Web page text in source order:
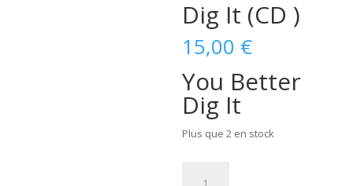
Dig It (CD )
15,00 €
You Better
Dig It
Plus que 2 en stock